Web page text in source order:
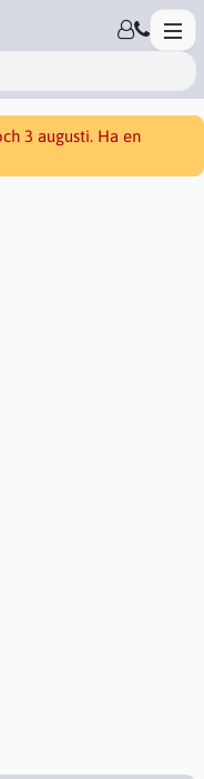
3 augusti. Ha en